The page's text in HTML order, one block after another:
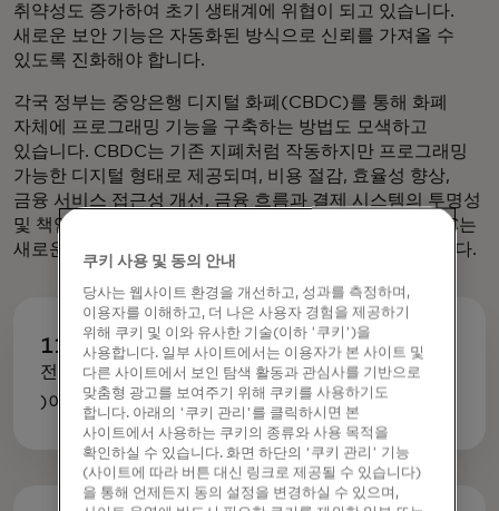
취약성도 증가하여 초기 생태계에 위협이 되고 있습니다.
새로운 보안 기능은 자동화된 방식으로 신뢰를 가져올 수
있도록 진화해야 합니다.
각국 정부는 중앙은행 디지털 화폐(CBDC)를 통해 화폐
자체에 프로그래밍 기능을 구축하는 방법도 모색하고
있습니다. CBDC는 기존 지폐처럼 작동하지만 프로그래밍
가능한 디지털 형태로 제공되며, 비용 절감, 효율성 향상,
금융 서비스 접근성 개선, 금융 흐름과 결제 시스템의 투명성
및 책임성 강화라는 약속을 담고 있습니다. 그러나 CBDC는
새로운 위험을 수반하고 기술적, 규제적 복잡성도 높습니다.
114
전 세계 GDP의 95%를 차지하는 중앙은행(%
)이 CBDC를 모색하고 있습니다
[5]
쿠키 사용 및 동의 안내
당사는 웹사이트 환경을 개선하고, 성과를 측정하며,
이용자를 이해하고, 더 나은 사용자 경험을 제공하기
위해 쿠키 및 이와 유사한 기술(이하 '쿠키')을
사용합니다. 일부 사이트에서는 이용자가 본 사이트 및
다른 사이트에서 보인 탐색 활동과 관심사를 기반으로
맞춤형 광고를 보여주기 위해 쿠키를 사용하기도
합니다. 아래의 '쿠키 관리'를 클릭하시면 본
사이트에서 사용하는 쿠키의 종류와 사용 목적을
확인하실 수 있습니다. 화면 하단의 '쿠키 관리' 기능
(사이트에 따라 버튼 대신 링크로 제공될 수 있습니다)
을 통해 언제든지 동의 설정을 변경하실 수 있으며,